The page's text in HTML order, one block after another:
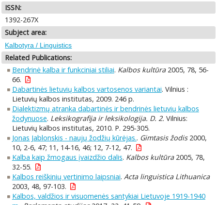
ISSN:
1392-267X
Subject area:
Kalbotyra / Linguistics
Related Publications:
Bendrinė kalba ir funkciniai stiliai. Kalbos kultūra2005, 78, 56-
66.
Dabartinės lietuvių kalbos vartosenos variantai. Vilnius :
Lietuvių kalbos institutas, 2009. 246 p.
Dialektizmų atranka dabartinės ir bendrinės lietuvių kalbos
žodynuose. Leksikografija ir leksikologija. D. 2. Vilnius:
Lietuvių kalbos institutas, 2010. P. 295-305.
Jonas Jablonskis - naujų žodžių kūrėjas.. Gimtasis žodis2000,
10, 2-6, 47; 11, 14-16, 46; 12, 7-12, 47.
Kalba kaip žmogaus įvaizdžio dalis. Kalbos kultūra2005, 78,
32-55.
Kalbos reiškinių vertinimo laipsniai. Acta linguistica Lithuanica
2003, 48, 97-103.
Kalbos, valdžios ir visuomenės santykiai Lietuvoje 1919-1940